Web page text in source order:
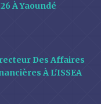
À Yaoundé
Des Affaires
À L'ISSEA